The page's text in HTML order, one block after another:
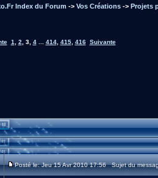
Index du Forum -> Vos Créations-> Projets
1 2 3, 4... 414, 415, 416 Suivante
Posté le: Jeu 15 Avr 2010 17:56 Sujet du